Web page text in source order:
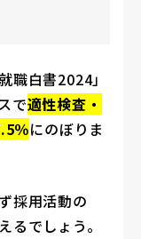
職白書2024」
で適性検査・
％にのぼりま
採用活動の
るでしょう。